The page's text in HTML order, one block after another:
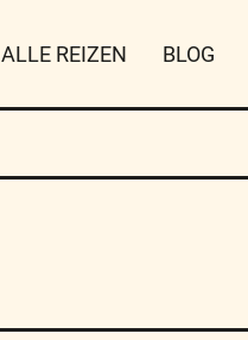
ALLE REIZEN BLOG